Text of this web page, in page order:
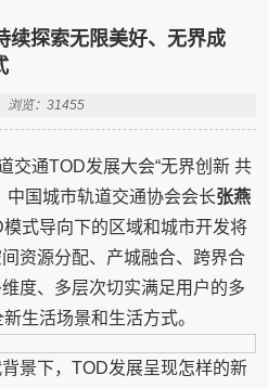
续探索无限美好、无界成
浏览：31455
交通TOD发展大会“无界创新 共
中国城市轨道交通协会会长张燕
式导向下的区域和城市开发将
资源分配、产城融合、跨界合
度、多层次切实满足用户的多
生活场景和生活方式。
景下，TOD发展呈现怎样的新